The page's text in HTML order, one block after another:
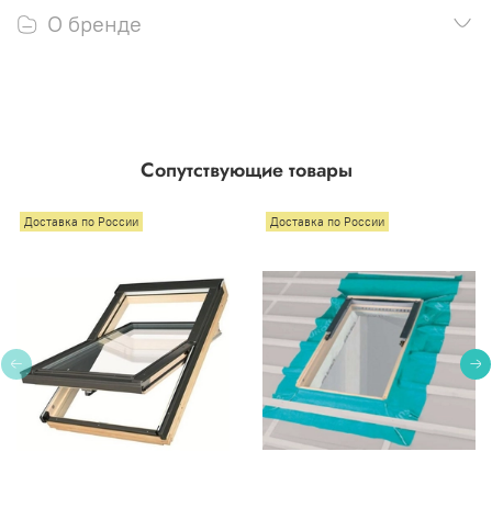
О бренде
Сопутствующие товары
Доставка по России Доставка по России